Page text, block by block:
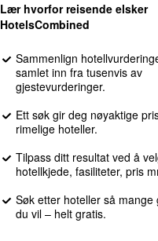
Lær hvorfor reisende elsker
HotelsCombined
Sammenlign
samlet inn fra tusenvis av
gjestevurderinger.
Ett søk gir deg nøyaktige
rimelige hoteller.
Tilpass ditt resultat ved å
hotellkjede, fasiliteter, pris
Søk etter hoteller så mange
du vil – helt gratis.